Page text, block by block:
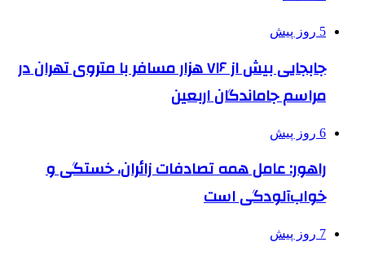
5 روز پیش
جابجایی بیش از ۷۱۶ هزار مسافر با متروی تهران در
مراسم جاماندگان اربعین
6 روز پیش
راهور: عامل همه تصادفات زائران، خستگی و
خواب‌آلودگی است
7 روز پیش